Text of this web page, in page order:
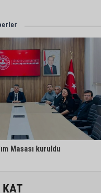
Masası kuruldu
KAT